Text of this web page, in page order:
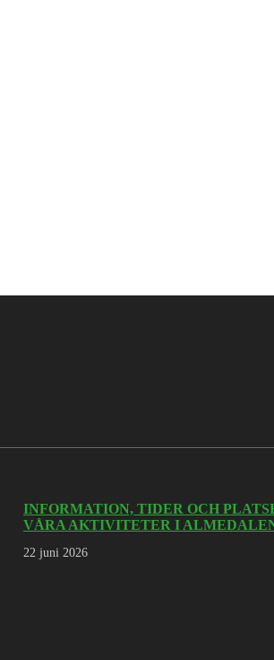
INFORMATION, TIDER OCH
VÅRA AKTIVITETER I
22 juni 2026